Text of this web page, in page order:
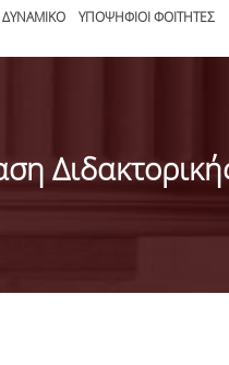
ΥΠΟΨΗΦΙΟΙ ΦΟΙΤΗΤΕΣ